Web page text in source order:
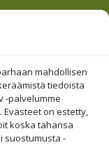
mahdollisen
tiedoista
-palvelumme
on estetty,
koska tahansa
suostumusta -